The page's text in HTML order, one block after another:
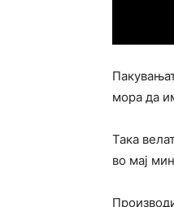
мора да
Така
во мај